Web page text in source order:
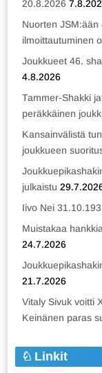
20.8.2026
Nuorten
ilmoittautuminen
Joukkueet 46.
4.8.2026
Tammer-Shakki
peräkkäinen
Kansainvälistä
joukkueen
julkaistu
Iivo Nei
Muistakaa
24.7.2026
21.7.2026
Vitaly Sivuk voitti
Keinänen paras
Linkit